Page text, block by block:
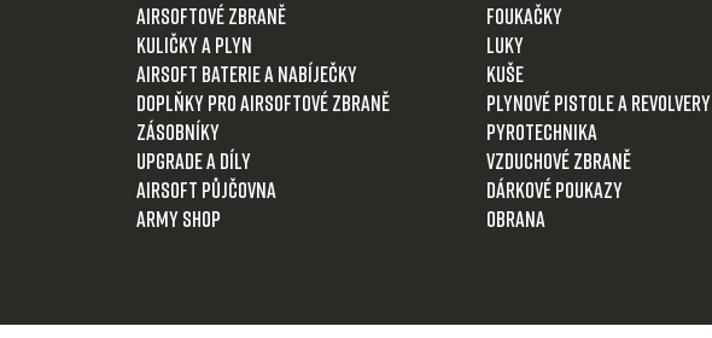
Airsoftové zbraně
Kuličky a plyn
Airsoft baterie a nabíječky
Doplňky pro airsoftové zbraně
Zásobníky
Upgrade a díly
Airsoft půjčovna
Army shop
Foukačky
Luky
Kuše
Plynové pistole a revolvery
Pyrotechnika
Vzduchové zbraně
Dárkové poukazy
Obrana